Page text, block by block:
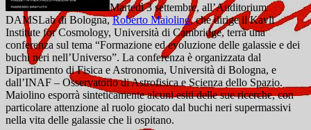
Martedì 3 settembre, all’Auditorium
DAMSLab di Bologna,Roberto Maiolino, che dirige il Kavli
Institute for Cosmology, Università di Cambridge, terrà una
conferenza sul tema “Formazione ed evoluzione delle galassie e dei
buchi neri nell’Universo”. La conferenza è organizzata dal
Dipartimento di Fisica e Astronomia, Università di Bologna, e
dall’INAF – Osservatorio di Astrofisica e Scienza dello Spazio.
Maiolino esporrà sinteticamente alcuni esiti delle sue ricerche, con
particolare attenzione al ruolo giocato dal buchi neri supermassivi
nella vita delle galassie che li ospitano.